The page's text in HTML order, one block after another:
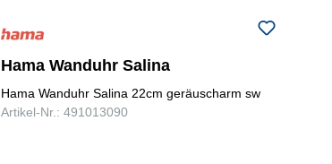
Hama Wanduhr Salina
Hama Wanduhr Salina 22cm geräuscharm sw
Artikel-Nr.: 491013090